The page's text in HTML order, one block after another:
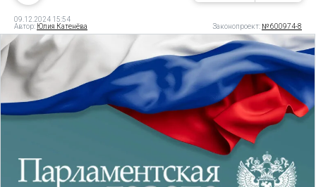
09.12.2024 15:54
Автор: Юлия Катенёва Законопроект: № 600974-8